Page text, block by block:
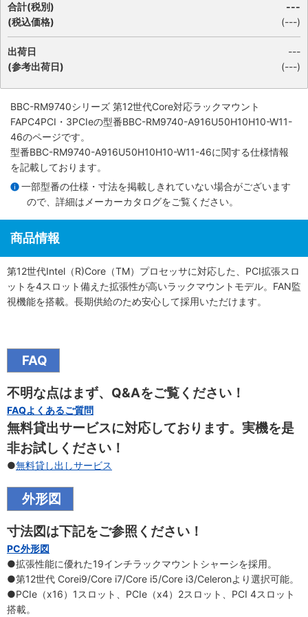
合計(税別)
(税込価格)
---
(---)
出荷日
(参考出荷日)
---
(---)
BBC-RM9740シリーズ 第12世代Core対応ラックマウント
FAPC4PCI・3PCIeの型番BBC-RM9740-A916U50H10H10-W11-
46のページです。
型番BBC-RM9740-A916U50H10H10-W11-46に関する仕様情報
を記載しております。
一部型番の仕様・寸法を掲載しきれていない場合がございます
ので、詳細は メーカーカタログをご覧ください。
商品情報
第12世代Intel（R)Core（TM）プロセッサに対応した、PCI拡張スロ
ットを4スロット備えた拡張性が高いラックマウントモデル。FAN監
視機能を搭載。長期供給のため安心して採用いただけます。
FAQ
不明な点はまず、Q&Aをご覧ください！
FAQよくあるご質問
無料貸出サービスに対応しております。実機を是
非お試しください！
●無料貸し出しサービス
外形図
寸法図は下記をご参照ください！
PC外形図
●拡張性能に優れた19インチラックマウントシャーシを採用。
●第12世代 Corei9/Core i7/Core i5/Core i3/Celeronより選択可能。
●PCIe（x16）1スロット、PCIe（x4）2スロット、PCI 4スロット
搭載。